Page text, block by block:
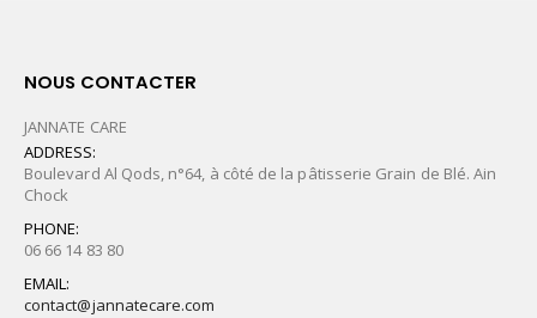
NOUS CONTACTER
JANNATE CARE
ADDRESS:
Boulevard Al Qods, n°64, à côté de la pâtisserie Grain de Blé. Ain
Chock
PHONE:
06 66 14 83 80
EMAIL:
contact@jannatecare.com